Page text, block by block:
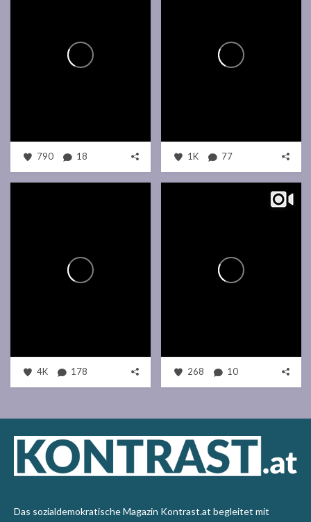
790 18 1K 77
4K 178 268 10
Das sozialdemokratische Magazin Kontrast.at begleitet mit